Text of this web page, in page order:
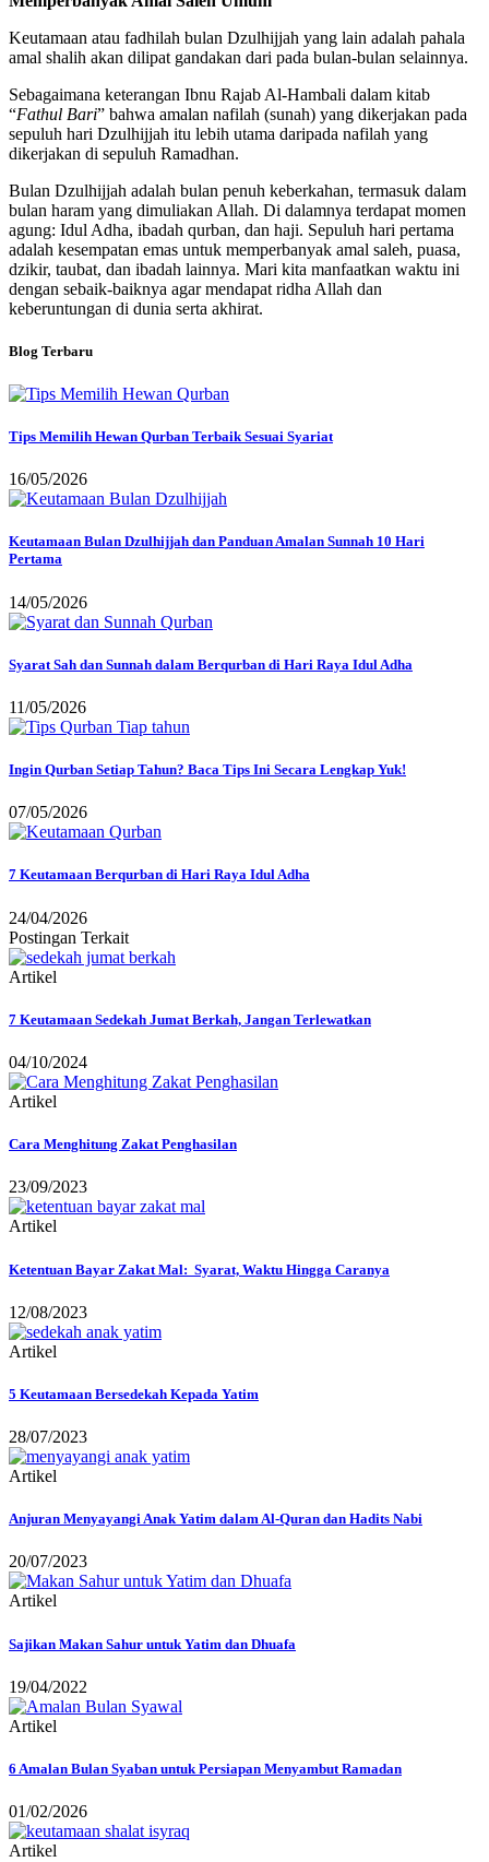
Keutamaan atau fadhilah bulan Dzulhijjah yang lain adalah pahala
amal shalih akan dilipat gandakan dari pada bulan-bulan selainnya.
Sebagaimana keterangan Ibnu Rajab Al-Hambali dalam kitab
“Fathul Bari” bahwa amalan nafilah (sunah) yang dikerjakan pada
sepuluh hari Dzulhijjah itu lebih utama daripada nafilah yang
dikerjakan di sepuluh Ramadhan.
Bulan Dzulhijjah adalah bulan penuh keberkahan, termasuk dalam
bulan haram yang dimuliakan Allah. Di dalamnya terdapat momen
agung: Idul Adha, ibadah qurban, dan haji. Sepuluh hari pertama
adalah kesempatan emas untuk memperbanyak amal saleh, puasa,
dzikir, taubat, dan ibadah lainnya. Mari kita manfaatkan waktu ini
dengan sebaik-baiknya agar mendapat ridha Allah dan
keberuntungan di dunia serta akhirat.
Blog Terbaru
Tips Memilih Hewan Qurban Terbaik Sesuai Syariat
16/05/2026
Keutamaan Bulan Dzulhijjah dan Panduan Amalan Sunnah 10 Hari
Pertama
14/05/2026
Syarat Sah dan Sunnah dalam Berqurban di Hari Raya Idul Adha
11/05/2026
Ingin Qurban Setiap Tahun? Baca Tips Ini Secara Lengkap Yuk!
07/05/2026
7 Keutamaan Berqurban di Hari Raya Idul Adha
24/04/2026
Postingan Terkait
Artikel
7 Keutamaan Sedekah Jumat Berkah, Jangan Terlewatkan
04/10/2024
Artikel
Cara Menghitung Zakat Penghasilan
23/09/2023
Artikel
Ketentuan Bayar Zakat Mal: Syarat, Waktu Hingga Caranya
12/08/2023
Artikel
5 Keutamaan Bersedekah Kepada Yatim
28/07/2023
Artikel
Anjuran Menyayangi Anak Yatim dalam Al-Quran dan Hadits Nabi
20/07/2023
Artikel
Sajikan Makan Sahur untuk Yatim dan Dhuafa
19/04/2022
Artikel
6 Amalan Bulan Syaban untuk Persiapan Menyambut Ramadan
01/02/2026
Artikel